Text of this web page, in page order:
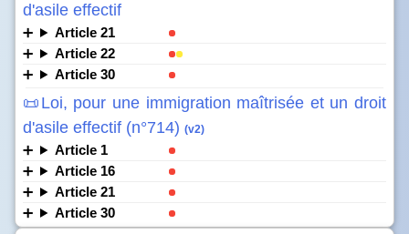
d'asile effectif
Article 21
Article 22
Article 30
📜Loi, pour une immigration maîtrisée et un droit
d'asile effectif (n°714) (v2)
Article 1
Article 16
Article 21
Article 30